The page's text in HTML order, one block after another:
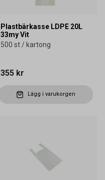
Plastbärkasse LDPE 20L
33my Vit
500 st / kartong
355 kr
Lägg i varukorgen